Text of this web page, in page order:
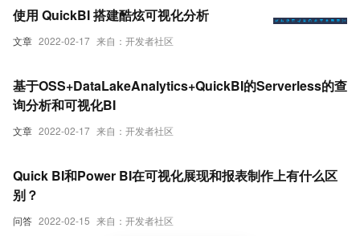
文章 2022-02-17 来自：开发者社区
使用 QuickBI 搭建酷炫可视化分析
文章 2022-02-17 来自：开发者社区
基于OSS+DataLakeAnalytics+QuickBI的Serverless的查
询分析和可视化BI
问答 2022-02-15 来自：开发者社区
Quick BI和Power BI在可视化展现和报表制作上有什么区
别？